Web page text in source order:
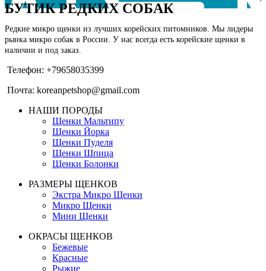
БУТИК РЕДКИХ СОБАК
Редкие микро щенки из лучших корейских питомников. Мы лидеры
рынка микро собак в России. У нас всегда есть корейские щенки в
наличии и под заказ.
Телефон: +79658035399
Почта: koreanpetshop@gmail.com
НАШИ ПОРОДЫ
Щенки Мальтипу
Щенки Йорка
Щенки Пуделя
Щенки Шпица
Щенки Болонки
РАЗМЕРЫ ЩЕНКОВ
Экстра Микро Щенки
Микро Щенки
Мини Щенки
ОКРАСЫ ЩЕНКОВ
Бежевые
Красные
Рыжие